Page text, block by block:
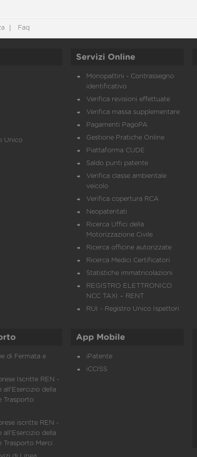
Faq
Unico
Servizi Online
Monopattini - Contrassegno
identificativo
Verifica revisioni effettuate
Verifica massa supplementare
Pagamenti PagoPA
Gestione Pratiche Online
Piattaforma CUDE
Saldo punti patente
Verifica classe ambientale
veicolo
Verifica copertura RCA
Neopatentati
Ricerca Uffici della
Motorizzazione Civile
Ricerca officine autorizzate
Ricerca Medici Certificatori
Statistiche immatricolazioni
REGISTRO ELETTRONICO
NCC TAXI – RENT
RUI - Registro Unico Ispettori
di Fermata e
Iscritte REN -
all'Esercizio della
Trasporto
iscritte REN -
all'Esercizio della
Trasporto Merci
App Mobile
iPatente
iCCISS